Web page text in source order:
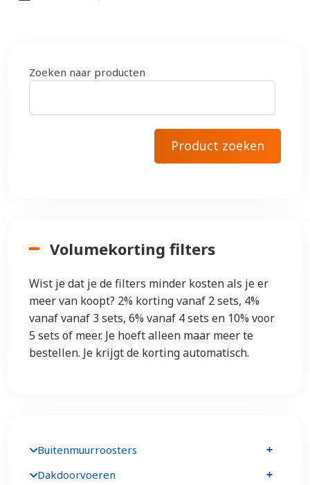
Zoeken naar producten
Volumekorting filters
Wist je dat je de filters minder kosten als je er
meer van koopt? 2% korting vanaf 2 sets, 4%
vanaf vanaf 3 sets, 6% vanaf 4 sets en 10% voor
5 sets of meer. Je hoeft alleen maar meer te
bestellen. Je krijgt de korting automatisch.
Buitenmuurroosters
Dakdoorvoeren